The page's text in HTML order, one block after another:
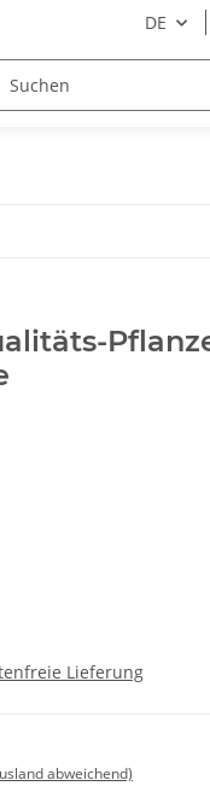
DE
Lieferung
abweichend)